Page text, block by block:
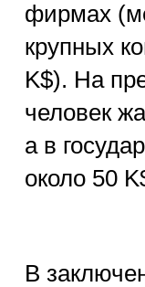
фирмах
крупных
K$). На
человек
а в
около 50
В